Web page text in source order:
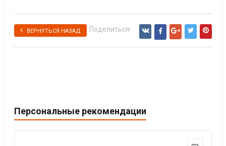
ВЕРНУТЬСЯ НАЗАД Поделиться:
Персональные рекомендации